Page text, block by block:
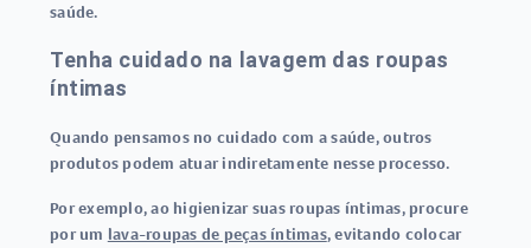
saúde.
Tenha cuidado na lavagem das roupas
íntimas
Quando pensamos no cuidado com a saúde, outros
produtos podem atuar indiretamente nesse processo.
Por exemplo, ao higienizar suas roupas íntimas, procure
por um lava-roupas de peças íntimas, evitando colocar